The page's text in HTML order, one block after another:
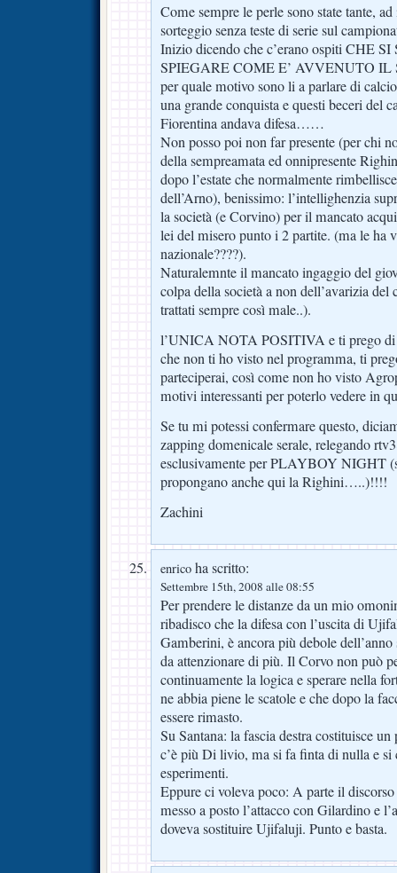
Come sempre le perle sono state tante,
sorteggio senza teste di serie sul
Inizio dicendo che c’erano ospiti CHE
SPIEGARE COME E’ AVVENUTO IL
per quale motivo sono li a parlare di
una grande conquista e questi beceri del
Fiorentina andava difesa……
Non posso poi non far presente (per chi
della sempreamata ed onnipresente
dopo l’estate che normalmente
dell’Arno), benissimo: l’intellighenzia
la società (e Corvino) per il mancato
lei del misero punto i 2 partite. (ma le ha
nazionale????).
Naturalemnte il mancato ingaggio del
colpa della società a non dell’avarizia
trattati sempre così male..).
l’UNICA NOTA POSITIVA e ti prego di
che non ti ho visto nel programma, ti
parteciperai, così come non ho visto
motivi interessanti per poterlo vedere in
Se tu mi potessi confermare questo,
zapping domenicale serale, relegando
esclusivamente per PLAYBOY NIGHT
propongano anche qui la Righini…..)!!!!
Zachini
enrico ha scritto:
Settembre 15th, 2008 alle 08:55
Per prendere le distanze da un mio
ribadisco che la difesa con l’uscita di
Gamberini, è ancora più debole
da attenzionare di più. Il Corvo non può
continuamente la logica e sperare nella
ne abbia piene le scatole e che dopo la
essere rimasto.
Su Santana: la fascia destra costituisce
c’è più Di livio, ma si fa finta di nulla e si
esperimenti.
Eppure ci voleva poco: A parte il
messo a posto l’attacco con Gilardino e
doveva sostituire Ujifaluji. Punto e basta.